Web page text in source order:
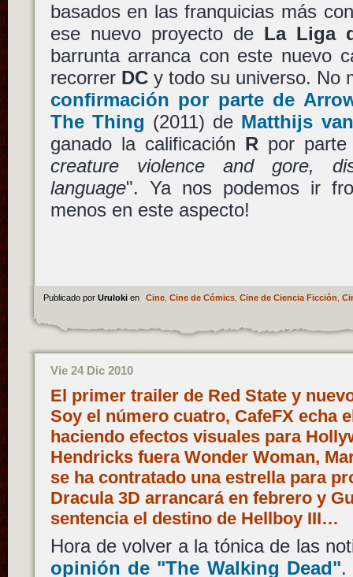
basados en las franquicias más
ese nuevo proyecto de La Liga
barrunta arranca con este nuevo
recorrer DCy todo su universo. No
confirmación por parte de
The Thing (2011) de Matthijs
ganado la calificación R por
creature violence and gore,
language". Ya nos podemos ir
menos en este aspecto!
Publicado por Uruloki en Cine, Cine de Cómics, Cine de Ciencia Ficción
Vie 24 Dic 2010
El primer trailer de Red State y
Soy el número cuatro, CafeFX echa
haciendo efectos visuales para
Hendricks fuera Wonder Woman,
se ha contratado una estrella para
Dracula 3D arrancará en febrero y
sentencia el destino de Hellboy III…
Hora de volver a la tónica de las
opinión de "The Walking Dead".